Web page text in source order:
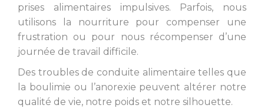
prises alimentaires impulsives. Parfois, nous
utilisons la nourriture pour compenser une
frustration ou pour nous récompenser d’une
journée de travail difficile.
Des troubles de conduite alimentaire telles que
la boulimie ou l’anorexie peuvent altérer notre
qualité de vie, notre poids et notre silhouette.